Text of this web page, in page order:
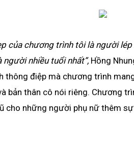
của chương trình tôi là người
nhiều tuổi nhất”,Hồng
thông điệp mà chương trình
bản thân cô nói riêng. Chương
cho những người phụ nữ thêm